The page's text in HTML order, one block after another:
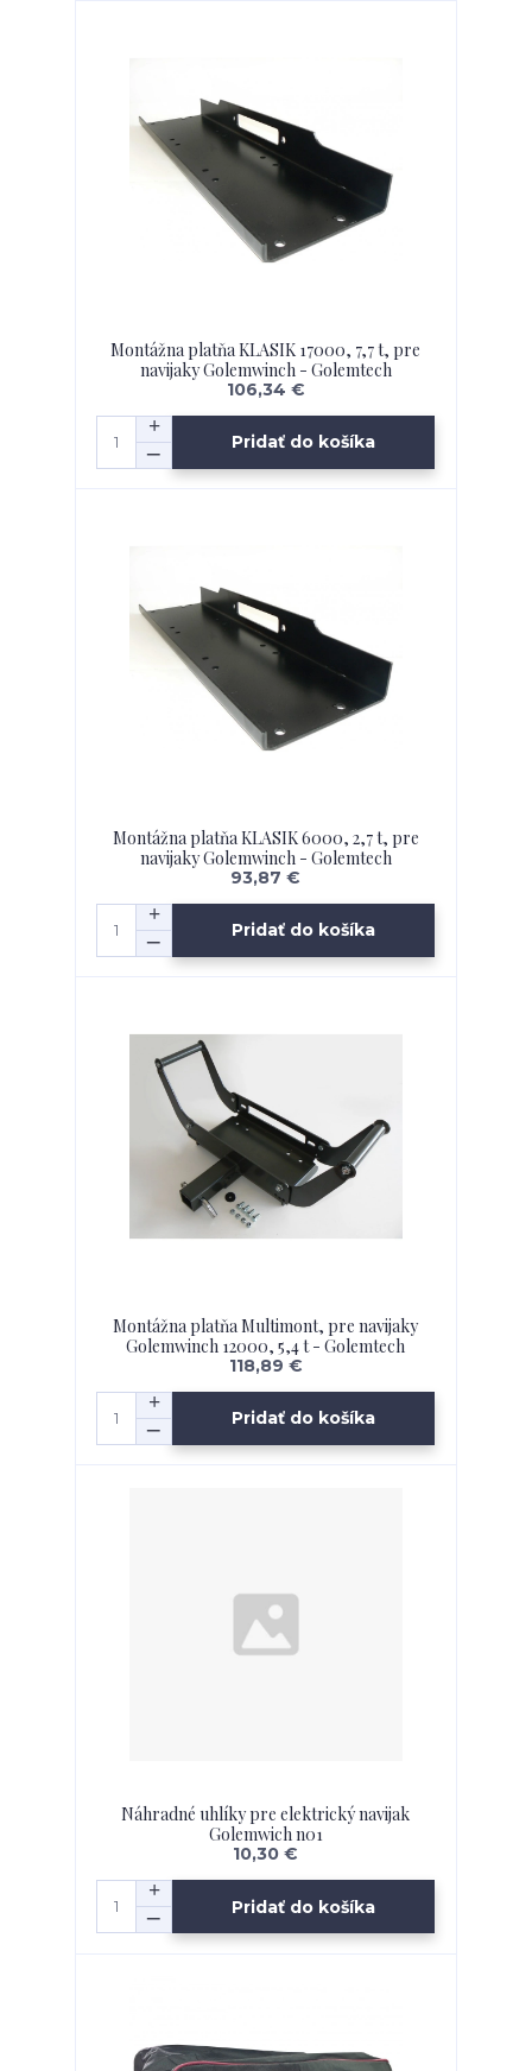
Montážna platňa KLASIK 17000, 7,7 t, pre
navijaky Golemwinch - Golemtech
106,34 €
Pridať do košíka
Montážna platňa KLASIK 6000, 2,7 t, pre
navijaky Golemwinch - Golemtech
93,87 €
Pridať do košíka
Montážna platňa Multimont, pre navijaky
Golemwinch 12000, 5,4 t - Golemtech
118,89 €
Pridať do košíka
Náhradné uhlíky pre elektrický navijak
Golemwich n01
10,30 €
Pridať do košíka